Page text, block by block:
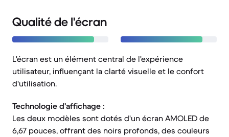
Qualité de l'écran
L'écran est un élément central de l'expérience
utilisateur, influençant la clarté visuelle et le confort
d'utilisation.
Technologie d'affichage :
Les deux modèles sont dotés d'un écran AMOLED de
6,67 pouces, offrant des noirs profonds, des couleurs